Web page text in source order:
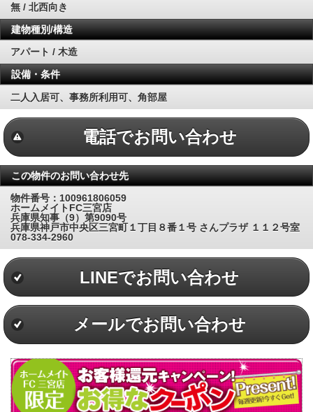
無 / 北西向き
建物種別/構造
アパート / 木造
設備・条件
二人入居可、事務所利用可、角部屋
電話でお問い合わせ
この物件のお問い合わせ先
物件番号：100961806059
ホームメイトFC三宮店
兵庫県知事（9）第9090号
兵庫県神戸市中央区三宮町１丁目８番１号 さんプラザ １１２号室
078-334-2960
LINEでお問い合わせ
メールでお問い合わせ